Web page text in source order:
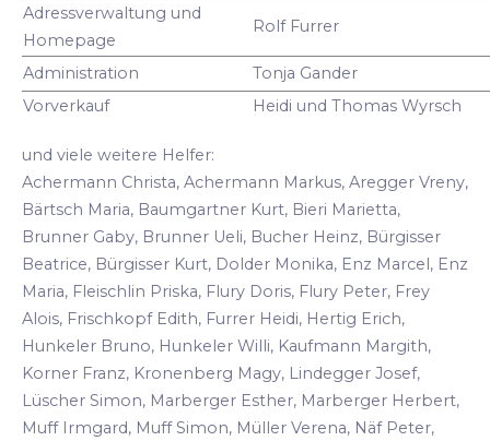
Adressverwaltung und
Homepage
Rolf Furrer
Administration
Tonja Gander
Vorverkauf
Heidi und Thomas Wyrsch
und viele weitere Helfer:
Achermann Christa, Achermann Markus, Aregger Vreny,
Bärtsch Maria, Baumgartner Kurt, Bieri Marietta,
Brunner Gaby, Brunner Ueli, Bucher Heinz, Bürgisser
Beatrice, Bürgisser Kurt, Dolder Monika, Enz Marcel, Enz
Maria, Fleischlin Priska, Flury Doris, Flury Peter, Frey
Alois, Frischkopf Edith, Furrer Heidi, Hertig Erich,
Hunkeler Bruno, Hunkeler Willi, Kaufmann Margith,
Korner Franz, Kronenberg Magy, Lindegger Josef,
Lüscher Simon, Marberger Esther, Marberger Herbert,
Muff Irmgard, Muff Simon, Müller Verena, Näf Peter,